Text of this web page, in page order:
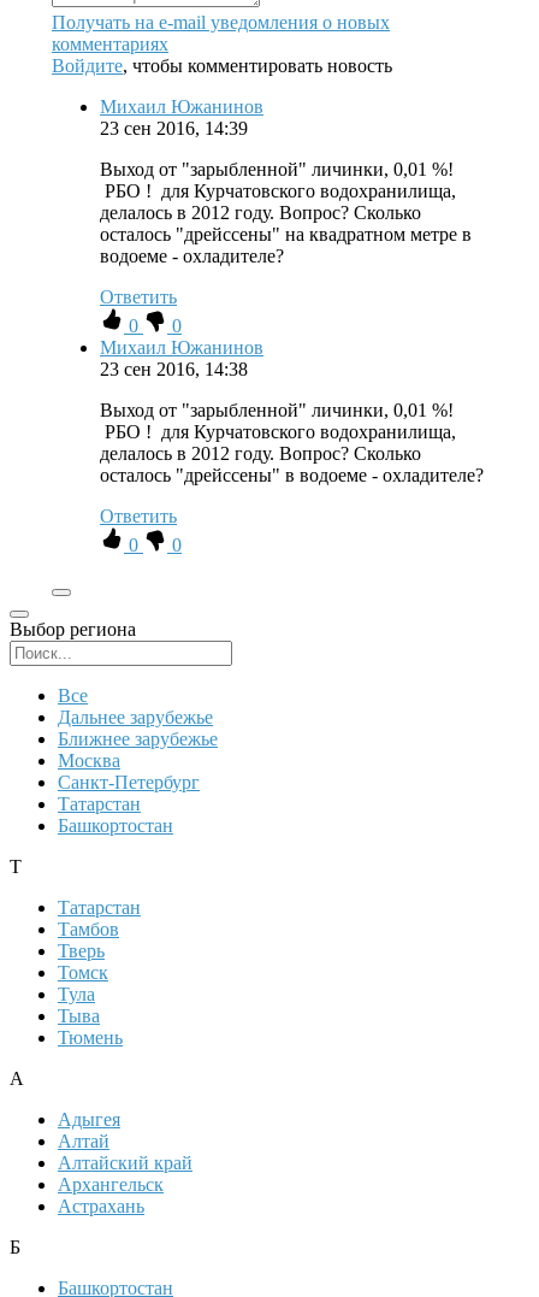
Получать на e‑mail уведомления о новых
комментариях
Войдите, чтобы комментировать новость
Михаил Южанинов
23 сен 2016, 14:39
Выход от "зарыбленной" личинки, 0,01 %!
РБО ! для Курчатовского водохранилища,
делалось в 2012 году. Вопрос? Сколько
осталось "дрейссены" на квадратном метре в
водоеме - охладителе?
Ответить
0
0
Михаил Южанинов
23 сен 2016, 14:38
Выход от "зарыбленной" личинки, 0,01 %!
РБО ! для Курчатовского водохранилища,
делалось в 2012 году. Вопрос? Сколько
осталось "дрейссены" в водоеме - охладителе?
Ответить
0
0
Выбор региона
Все
Дальнее зарубежье
Ближнее зарубежье
Москва
Санкт-Петербург
Татарстан
Башкортостан
Т
Татарстан
Тамбов
Тверь
Томск
Тула
Тыва
Тюмень
А
Адыгея
Алтай
Алтайский край
Архангельск
Астрахань
Б
Башкортостан